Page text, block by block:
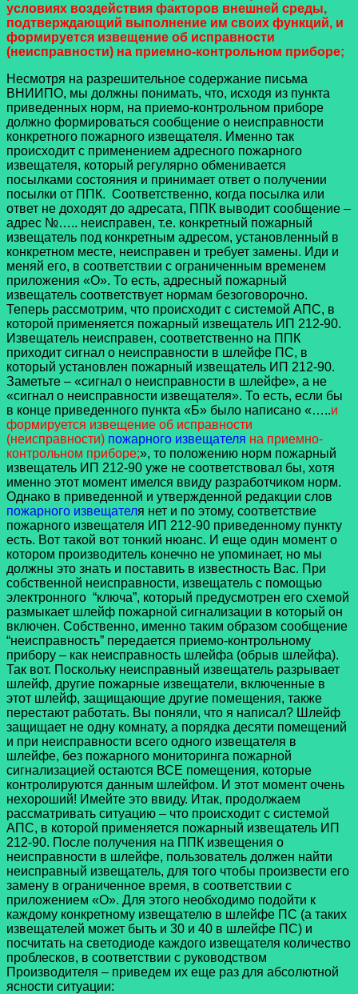
условиях воздействия факторов внешней среды,
подтверждающий выполнение им своих функций, и
формируется извещение об исправности
(неисправности) на приемно-контрольном приборе;
Несмотря на разрешительное содержание письма
ВНИИПО, мы должны понимать, что, исходя из пункта
приведенных норм, на приемо-контрольном приборе
должно формироваться сообщение о неисправности
конкретного пожарного извещателя. Именно так
происходит с применением адресного пожарного
извещателя, который регулярно обменивается
посылками состояния и принимает ответ о получении
посылки от ППК. Соответственно, когда посылка или
ответ не доходят до адресата, ППК выводит сообщение –
адрес №….. неисправен, т.е. конкретный пожарный
извещатель под конкретным адресом, установленный в
конкретном месте, неисправен и требует замены. Иди и
меняй его, в соответствии с ограниченным временем
приложения «О». То есть, адресный пожарный
извещатель соответствует нормам безоговорочно.
Теперь рассмотрим, что происходит с системой АПС, в
которой применяется пожарный извещатель ИП 212-90.
Извещатель неисправен, соответственно на ППК
приходит сигнал о неисправности в шлейфе ПС, в
который установлен пожарный извещатель ИП 212-90.
Заметьте – «сигнал о неисправности в шлейфе», а не
«сигнал о неисправности извещателя». То есть, если бы
в конце приведенного пункта «Б» было написано «…..и
формируется извещение об исправности
(неисправности) пожарного извещателя на приемно-
контрольном приборе;», то положению норм пожарный
извещатель ИП 212-90 уже не соответствовал бы, хотя
именно этот момент имелся ввиду разработчиком норм.
Однако в приведенной и утвержденной редакции слов
пожарного извещателя нет и по этому, соответствие
пожарного извещателя ИП 212-90 приведенному пункту
есть. Вот такой вот тонкий нюанс. И еще один момент о
котором производитель конечно не упоминает, но мы
должны это знать и поставить в известность Вас. При
собственной неисправности, извещатель с помощью
электронного “ключа”, который предусмотрен его схемой
размыкает шлейф пожарной сигнализации в который он
включен. Собственно, именно таким образом сообщение
“неисправность” передается приемо-контрольному
прибору – как неисправность шлейфа (обрыв шлейфа).
Так вот. Поскольку неисправный извещатель разрывает
шлейф, другие пожарные извещатели, включенные в
этот шлейф, защищающие другие помещения, также
перестают работать. Вы поняли, что я написал? Шлейф
защищает не одну комнату, а порядка десяти помещений
и при неисправности всего одного извещателя в
шлейфе, без пожарного мониторинга пожарной
сигнализацией остаются ВСЕ помещения, которые
контролируются данным шлейфом. И этот момент очень
нехороший! Имейте это ввиду. Итак, продолжаем
рассматривать ситуацию – что происходит с системой
АПС, в которой применяется пожарный извещатель ИП
212-90. После получения на ППК извещения о
неисправности в шлейфе, пользователь должен найти
неисправный извещатель, для того чтобы произвести его
замену в ограниченное время, в соответствии с
приложением «О». Для этого необходимо подойти к
каждому конкретному извещателю в шлейфе ПС (а таких
извещателей может быть и 30 и 40 в шлейфе ПС) и
посчитать на светодиоде каждого извещателя количество
проблесков, в соответствии с руководством
Производителя – приведем их еще раз для абсолютной
ясности ситуации: